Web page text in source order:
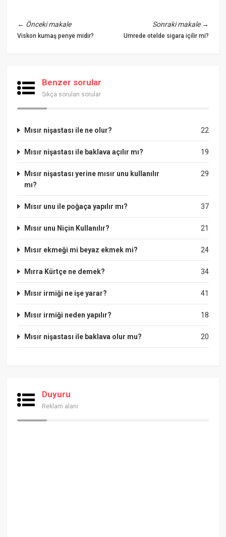
← Önceki makale
Viskon kumaş penye midir?
Sonraki makale→
Umrede otelde sigara içilir mi?
Benzer sorular
Sıkça sorulan sorular
22
Mısır nişastası ile ne olur?
19
Mısır nişastası ile baklava açılır mı?
29
Mısır nişastası yerine mısır unu kullanılır
mı?
37
Mısır unu ile poğaça yapılır mı?
21
Mısır unu Niçin Kullanılır?
24
Mısır ekmeği mi beyaz ekmek mi?
34
Mırra Kürtçe ne demek?
41
Mısır irmiği ne işe yarar?
18
Mısır irmiği neden yapılır?
20
Mısır nişastası ile baklava olur mu?
Duyuru
Reklam alanı